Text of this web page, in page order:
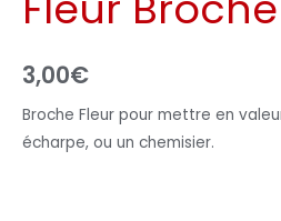
3,00€
Broche Fleur pour mettre en
écharpe, ou un chemisier.